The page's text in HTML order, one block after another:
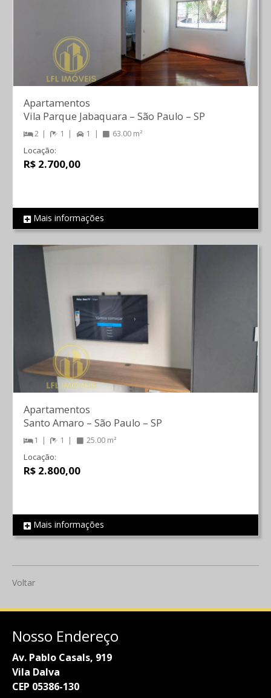
REF 855
Apartamentos
Vila Parque Jabaquara – São Paulo – SP
2 1 1 63.00 m²
Locação:
R$ 2.700,00
Mais informações
REF 861
Apartamentos
Santo Amaro – São Paulo – SP
1 1 25.00 m²
Locação:
R$ 2.800,00
Mais informações
Voltar
Nosso Endereço
Av. Pablo Casals, 919
Vila Dalva
CEP 05386-130